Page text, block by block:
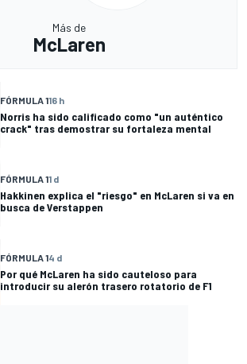
Más de
McLaren
FÓRMULA 116 h
Norris ha sido calificado como "un auténtico
crack" tras demostrar su fortaleza mental
FÓRMULA 11 d
Hakkinen explica el "riesgo" en McLaren si va en
busca de Verstappen
FÓRMULA 14 d
Por qué McLaren ha sido cauteloso para
introducir su alerón trasero rotatorio de F1